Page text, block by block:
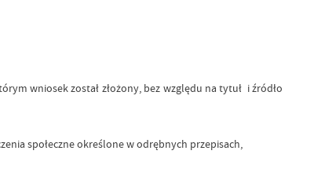
wniosek został złożony, bez względu na tytuł i źródło
społeczne określone w odrębnych przepisach,